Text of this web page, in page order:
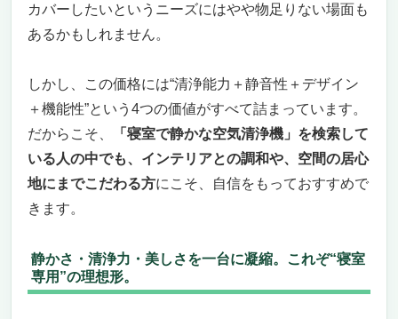
カバーしたいというニーズにはやや物足りない場面も
あるかもしれません。
しかし、この価格には“清浄能力＋静音性＋デザイン
＋機能性”という4つの価値がすべて詰まっています。
だからこそ、
「寝室で静かな空気清浄機」を検索して
いる人の中でも、インテリアとの調和や、空間の居心
地にまでこだわる方にこそ、自信をもっておすすめで
きます。
静かさ・清浄力・美しさを一台に凝縮。これぞ“寝室
専用”の理想形。